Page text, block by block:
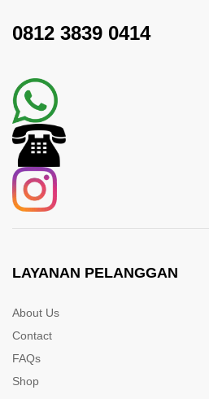
0812 3839 0414
LAYANAN PELANGGAN
About Us
Contact
FAQs
Shop